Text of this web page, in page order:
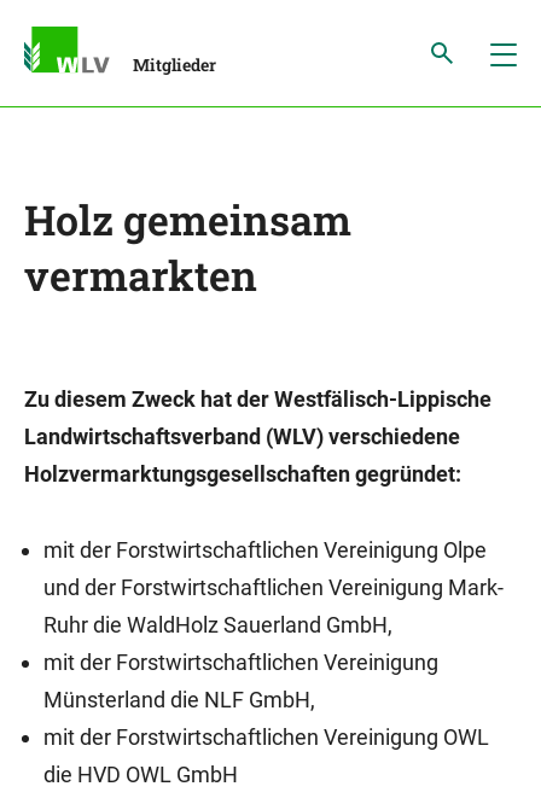
Mitglieder
Holz gemeinsam
vermarkten
Zu diesem Zweck hat der Westfälisch-Lippische
Landwirtschaftsverband (WLV) verschiedene
Holzvermarktungsgesellschaften gegründet:
mit der Forstwirtschaftlichen Vereinigung Olpe
und der Forstwirtschaftlichen Vereinigung Mark-
Ruhr die WaldHolz Sauerland GmbH,
mit der Forstwirtschaftlichen Vereinigung
Münsterland die NLF GmbH,
mit der Forstwirtschaftlichen Vereinigung OWL
die HVD OWL GmbH